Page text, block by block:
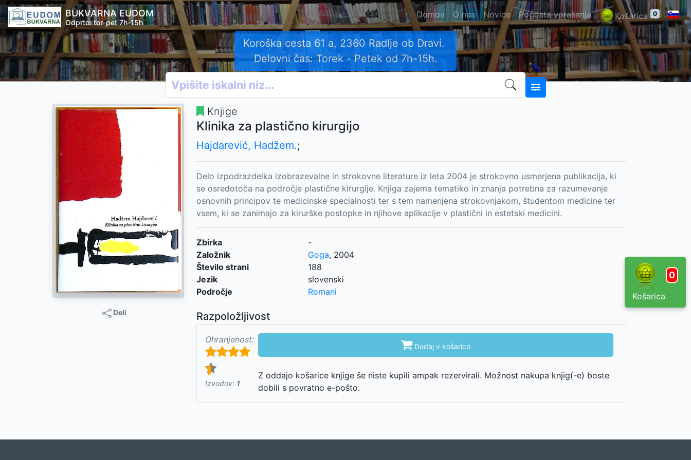
BUKVARNA EUDOM
Odprto: tor-pet 7h-15h
Domov O nas Novice Pogosta vprašanja Košarica 0
Koroška cesta 61 a, 2360 Radlje ob Dravi.
Delovni čas: Torek - Petek od 7h-15h.
0
Košarica
Deli
Knjige
Klinika za plastično kirurgijo
Hajdarević, Hadžem.;
Delo izpodrazdelka izobrazevalne in strokovne literature iz leta 2004 je strokovno usmerjena publikacija, ki
se osredotoča na področje plastične kirurgije. Knjiga zajema tematiko in znanja potrebna za razumevanje
osnovnih principov te medicinske specialnosti ter s tem namenjena strokovnjakom, študentom medicine ter
vsem, ki se zanimajo za kirurške postopke in njihove aplikacije v plastični in estetski medicini.
Zbirka
-
Založnik
Goga, 2004
Število strani
188
Jezik
slovenski
Področje
Romani
Razpoložljivost
Ohranjenost:
Izvodov: 1
 Dodaj v košarico
Z oddajo košarice knjige še niste kupili ampak rezervirali. Možnost nakupa knjig(-e) boste
dobili s povratno e-pošto.